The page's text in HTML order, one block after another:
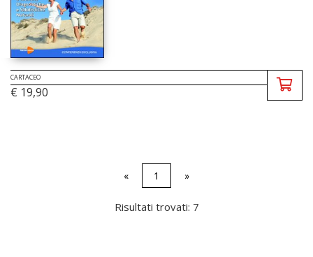
CARTACEO
€ 19,90
« 1 »
Risultati trovati: 7